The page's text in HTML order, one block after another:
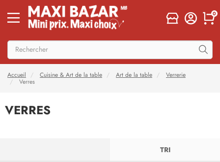
0
Accueil Cuisine & Art de la table Art de la table
Verrerie
Verres
VERRES
TRI